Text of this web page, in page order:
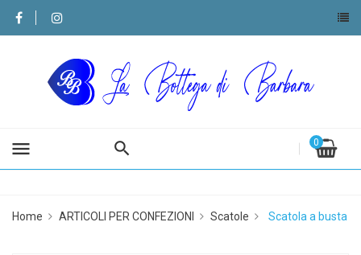
menu 0
Home ARTICOLI PER CONFEZIONI Scatole Scatola a busta